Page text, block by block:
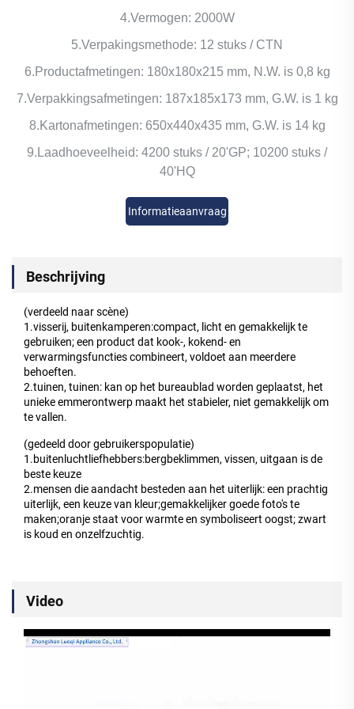
4.Vermogen: 2000W
5.Verpakingsmethode: 12 stuks / CTN
6.Productafmetingen: 180x180x215 mm, N.W. is 0,8 kg
7.Verpakkingsafmetingen: 187x185x173 mm, G.W. is 1 kg
8.Kartonafmetingen: 650x440x435 mm, G.W. is 14 kg
9.Laadhoeveelheid: 4200 stuks / 20'GP; 10200 stuks /
40'HQ
Informatieaanvraag
Beschrijving
(verdeeld naar scène)
1.visserij, buitenkamperen:compact, licht en gemakkelijk te
gebruiken; een product dat kook-, kokend- en
verwarmingsfuncties combineert, voldoet aan meerdere
behoeften.
2.tuinen, tuinen: kan op het bureaublad worden geplaatst, het
unieke emmerontwerp maakt het stabieler, niet gemakkelijk om
te vallen.
(gedeeld door gebruikerspopulatie)
1.buitenluchtliefhebbers:bergbeklimmen, vissen, uitgaan is de
beste keuze
2.mensen die aandacht besteden aan het uiterlijk: een prachtig
uiterlijk, een keuze van kleur;gemakkelijker goede foto's te
maken;oranje staat voor warmte en symboliseert oogst; zwart
is koud en onzelfzuchtig.
Video